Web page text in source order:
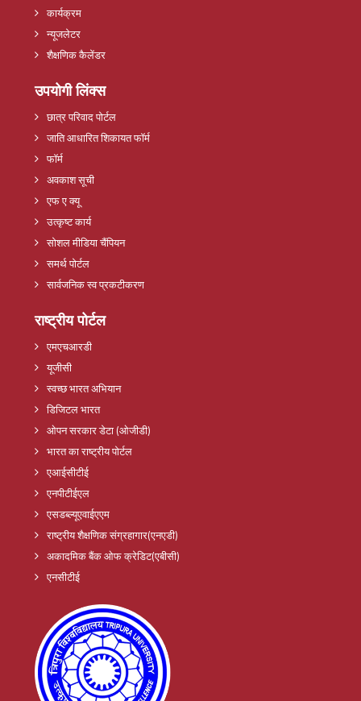
कार्यक्रम
न्यूजलेटर
शैक्षणिक कैलेंडर
उपयोगी लिंक्स
छात्र परिवाद पोर्टल
जाति आधारित शिकायत फॉर्म
फॉर्म
अवकाश सूची
एफ ए क्यू
उत्कृष्ट कार्य
सोशल मीडिया चैंपियन
समर्थ पोर्टल
सार्वजनिक स्व प्रकटीकरण
राष्ट्रीय पोर्टल
एमएचआरडी
यूजीसी
स्वच्छ भारत अभियान
डिजिटल भारत
ओपन सरकार डेटा (ओजीडी)
भारत का राष्ट्रीय पोर्टल
एआईसीटीई
एनपीटीईएल
एसडब्ल्यूएवाईएएम
राष्ट्रीय शैक्षणिक संग्रहागार(एनएडी)
अकादमिक बैंक ओफ क्रेडिट(एबीसी)
एनसीटीई